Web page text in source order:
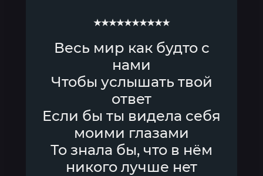
★★★★★★★★★★
Весь мир как будто с
нами
Чтобы услышать твой
ответ
Если бы ты видела себя
моими глазами
То знала бы, что в нём
никого лучше нет